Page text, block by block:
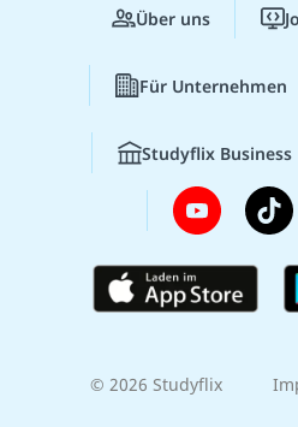
Über uns
Für Unternehmen
Studyflix Business
© 2026 Studyflix